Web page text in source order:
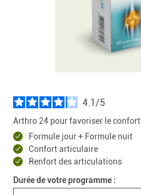
4.1/
Arthro 24 pour favoriser le
Formule jour + Formule nuit
Confort articulaire
Renfort des articulations
Durée de votre programme :